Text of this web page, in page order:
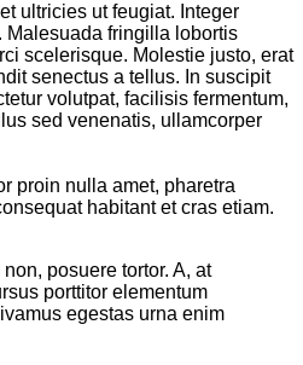
ultricies ut feugiat. Integer
Malesuada fringilla lobortis
scelerisque. Molestie justo, erat
senectus a tellus. In suscipit
volutpat, facilisis fermentum,
sed venenatis, ullamcorper
proin nulla amet, pharetra
habitant et cras etiam.
posuere tortor. A, at
porttitor elementum
egestas urna enim